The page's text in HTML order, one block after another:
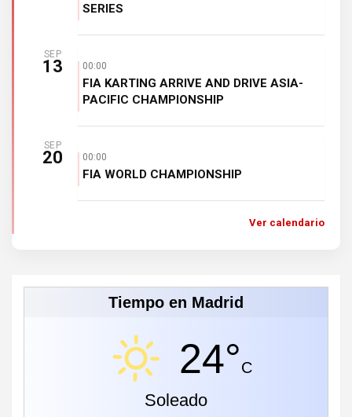
SERIES
SEP
13 00:00
FIA KARTING ARRIVE AND DRIVE ASIA-
PACIFIC CHAMPIONSHIP
SEP
20 00:00
FIA WORLD CHAMPIONSHIP
Ver calendario
Tiempo en Madrid
24°C
Soleado